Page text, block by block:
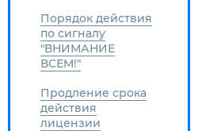
Порядок действия
по сигналу
"ВНИМАНИЕ
ВСЕМ!"
Продление срока
действия
лицензии